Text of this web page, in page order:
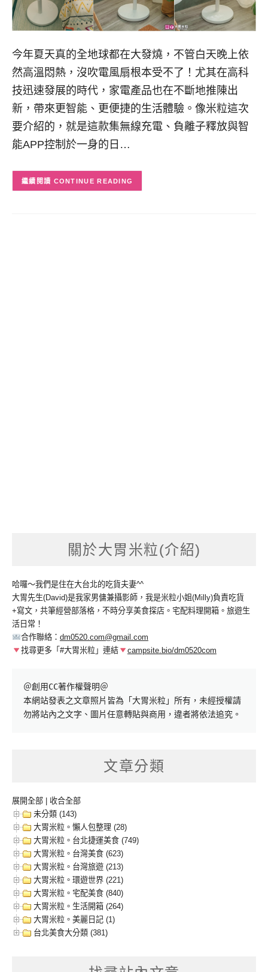
今年夏天真的全地球都在大發燒，不管白天晚上依
然高溫悶熱，沒吹電風扇根本受不了！尤其在高科
技迅速發展的時代，家電產品也在不斷地推陳出
新，帶來更智能、更便捷的生活體驗。像米粒這次
要介紹的，就是這款集無線充電、負離子釋放與智
能APP控制於一身的日…
CONTINUE READING
關於大胃米粒(介紹)
哈囉～我們是住在大台北的吃貨夫妻^^
大胃先生(David)是我家男傭兼攝影師，我是米粒小姐(Milly)負責吃貨
+寫文，共筆經營部落格，不時分享美食探店。宅配料理開箱。旅遊生
活日常！
合作聯絡： dm0520.com@gmail.com
找尋更多「#大胃米粒」連結
campsite.bio/dm0520com
＠創用CC著作權聲明＠
本網站發表之文章照片皆為「大胃米粒」所有，未經授權請
勿將站內之文字、圖片任意轉貼與商用，違者將依法追究。
文章分類
展開全部
收合全部
未分類 (143)
大胃米粒。懶人包整理 (28)
大胃米粒。台北捷運美食 (749)
大胃米粒。台灣美食 (623)
大胃米粒。台灣旅遊 (213)
大胃米粒。環遊世界 (221)
大胃米粒。宅配美食 (840)
大胃米粒。生活開箱 (264)
大胃米粒。美麗日記 (1)
台北美食大分類 (381)